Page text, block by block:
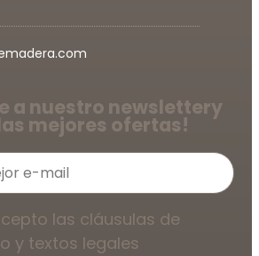
a nuestro newslettery
mejores ofertas!
las cláusulas de
y textos legales